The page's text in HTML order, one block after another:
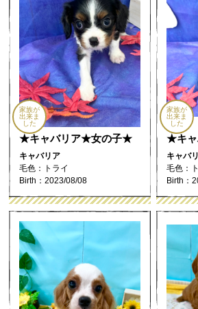
家族が
出来ま
した
★キャバリア★女の子★
キャバリア
毛色：トライ
Birth：2023/08/08
家族が
出来ま
した
★キ
キャバ
毛色：
Birth：